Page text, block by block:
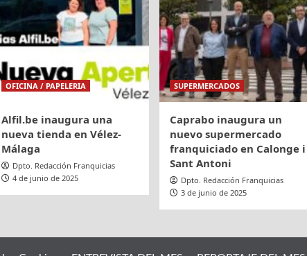
OFICINA / PAPELERIA
Alfil.be inaugura una
nueva tienda en Vélez-
Málaga
Dpto. Redacción Franquicias
4 de junio de 2025
SUPERMERCADOS
Caprabo inaugura un
nuevo supermercado
franquiciado en Calonge i
Sant Antoni
Dpto. Redacción Franquicias
3 de junio de 2025